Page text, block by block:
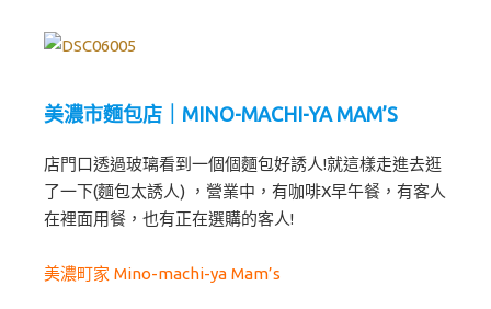
美濃市麵包店｜MINO-MACHI-YA MAM’S
店門口透過玻璃看到一個個麵包好誘人!就這樣走進去逛
了一下(麵包太誘人) ，營業中，有咖啡X早午餐，有客人
在裡面用餐，也有正在選購的客人!
美濃町家 Mino-machi-ya Mam’s